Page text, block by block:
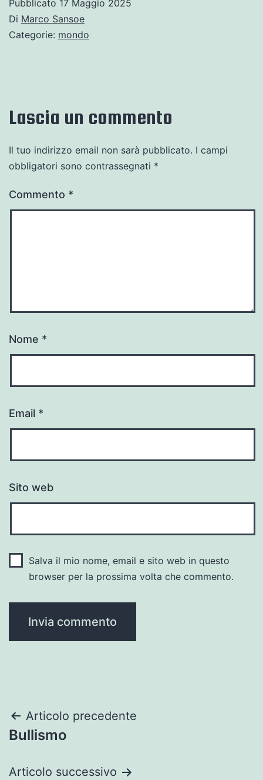
Pubblicato 17 Maggio 2025
Di Marco Sansoe
Categorie: mondo
Lascia un commento
Il tuo indirizzo email non sarà pubblicato. I campi
obbligatori sono contrassegnati *
Commento *
Nome *
Email *
Sito web
Salva il mio nome, email e sito web in questo
browser per la prossima volta che commento.
Navigazione
articoli
Articolo precedente
Bullismo
Articolo successivo